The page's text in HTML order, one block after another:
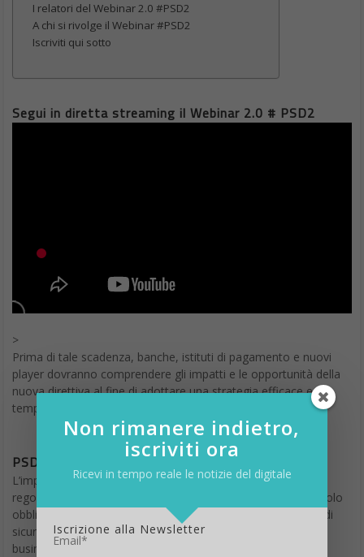
I relatori del Webinar 2.0 #PSD2
A chi si rivolge il Webinar #PSD2
Iscriviti qui sotto
Segui in diretta streaming il Webinar 2.0 # PSD2
>
Prima di tale scadenza, banche, istituti di pagamento e nuovi
player dovranno comprendere gli impatti e le opportunità della
nuova direttiva al fine di adottare una strategia efficace e
tempestiva relativa al mercato dei pagamenti digitali.
PSD2, le regole e le opportunità
L’impianto normativo della PSD2, volto ad armonizzare e
regolamentare il mercato dei pagamenti, comporterà non solo
obblighi operativi, tecnologici e legali soprattutto in ambito di
sicurezza, ma offrirà anche nuovi sviluppi e potenzialità di
business in termini di servizi e tecnologie.
Non rimanere indietro,
iscriviti ora
Ricevi in tempo reale le notizie del digitale
Iscrizione alla Newsletter
Email*